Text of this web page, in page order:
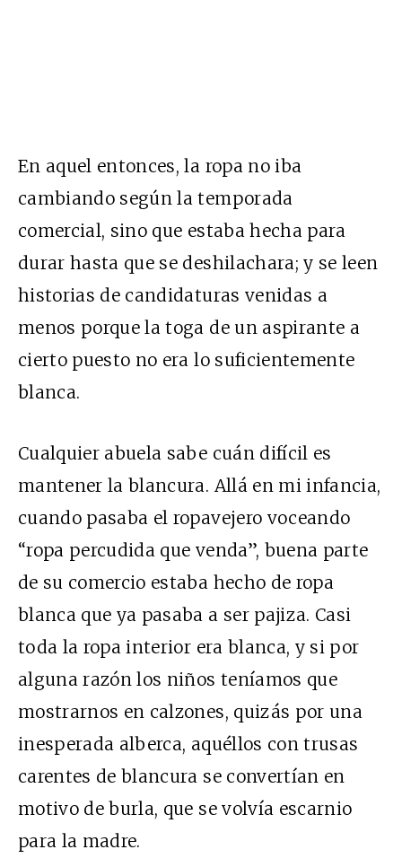
En aquel entonces, la ropa no iba
cambiando según la temporada
comercial, sino que estaba hecha para
durar hasta que se deshilachara; y se leen
historias de candidaturas venidas a
menos porque la toga de un aspirante a
cierto puesto no era lo suficientemente
blanca.
Cualquier abuela sabe cuán difícil es
mantener la blancura. Allá en mi infancia,
cuando pasaba el ropavejero voceando
“ropa percudida que venda”, buena parte
de su comercio estaba hecho de ropa
blanca que ya pasaba a ser pajiza. Casi
toda la ropa interior era blanca, y si por
alguna razón los niños teníamos que
mostrarnos en calzones, quizás por una
inesperada alberca, aquéllos con trusas
carentes de blancura se convertían en
motivo de burla, que se volvía escarnio
para la madre.